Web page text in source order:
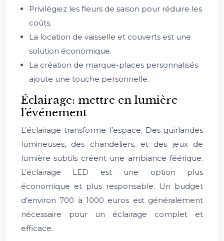
Privilégiez les fleurs de saison pour réduire les
coûts.
La location de vaisselle et couverts est une
solution économique.
La création de marque-places personnalisés
ajoute une touche personnelle.
Éclairage: mettre en lumière
l’événement
L’éclairage transforme l’espace. Des guirlandes
lumineuses, des chandeliers, et des jeux de
lumière subtils créent une ambiance féérique.
L’éclairage LED est une option plus
économique et plus responsable. Un budget
d’environ 700 à 1000 euros est généralement
nécessaire pour un éclairage complet et
efficace.